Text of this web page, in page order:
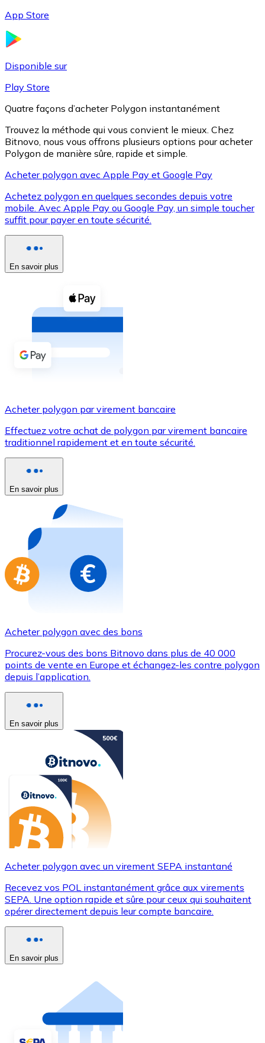
XRP
XRP
Voir toutes
Coupons crypto
Achetez des cryptomonnaies en espèces et d'autres
Acheter avec espèces
Virement SEPA
Carte de crédit / débit
Utilisez les cartes Visa et Mastercard pour acheter
Acheter avec carte
Nouveau
Achetez des cartes-cadeaux de vos marques
Aller à la boutique de cartes-cadeaux
App Store
Disponible sur
Play Store
Quatre façons d’acheter Polygon instantanément
Trouvez la méthode qui vous convient le mieux. Chez
Bitnovo, nous vous offrons plusieurs options pour acheter
Polygon de manière sûre, rapide et simple.
Acheter polygon avec Apple Pay et Google Pay
Achetez polygon en quelques secondes depuis votre
mobile. Avec Apple Pay ou Google Pay, un simple toucher
suffit pour payer en toute sécurité.
En savoir plus
Acheter polygon par virement bancaire
Effectuez votre achat de polygon par virement bancaire
traditionnel rapidement et en toute sécurité.
En savoir plus
Acheter polygon avec des bons
Procurez-vous des bons Bitnovo dans plus de 40 000
points de vente en Europe et échangez-les contre polygon
depuis l’application.
En savoir plus
Acheter polygon avec un virement SEPA instantané
Recevez vos POL instantanément grâce aux virements
SEPA. Une option rapide et sûre pour ceux qui souhaitent
opérer directement depuis leur compte bancaire.
En savoir plus